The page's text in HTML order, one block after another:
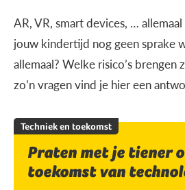
AR, VR, smart devices, …
jouw kindertijd nog geen sprake
allemaal? Welke risico’s brengen
zo’n vragen vind je hier een
Techniek en toekomst
Praten met je tiener
toekomst van